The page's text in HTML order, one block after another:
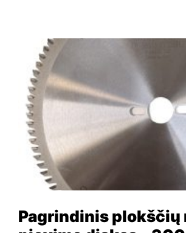
Pagrindinis plokščių